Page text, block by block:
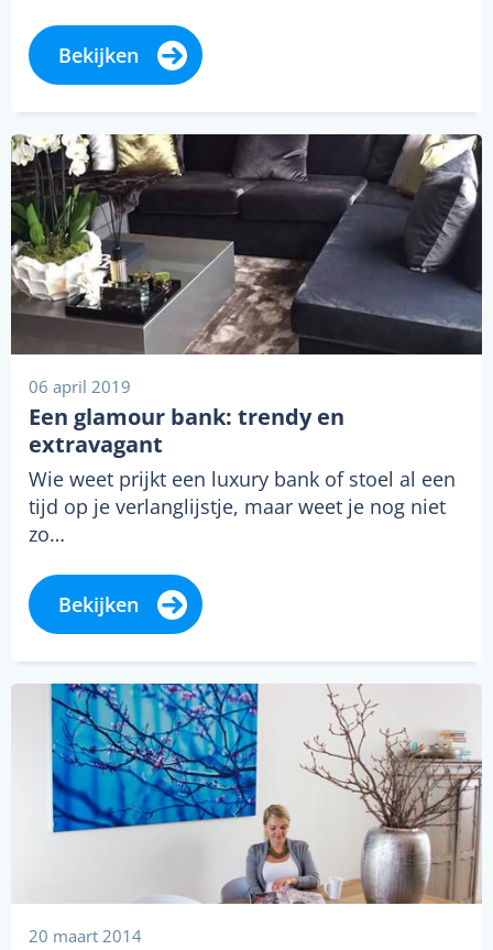
Bekijken
06 april 2019
Een glamour bank: trendy en
extravagant
Wie weet prijkt een luxury bank of stoel al een
tijd op je verlanglijstje, maar weet je nog niet
zo…
Bekijken
20 maart 2014